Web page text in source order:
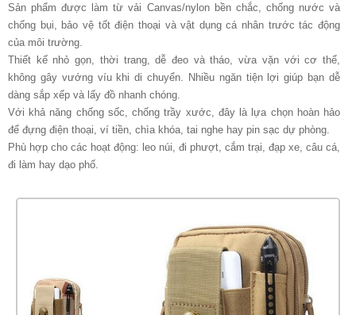
Sản phẩm được làm từ vải Canvas/nylon bền chắc, chống nước và
chống bụi, bảo vệ tốt điện thoại và vật dụng cá nhân trước tác động
của môi trường.
Thiết kế nhỏ gọn, thời trang, dễ đeo và tháo, vừa vặn với cơ thể,
không gây vướng víu khi di chuyển. Nhiều ngăn tiện lợi giúp bạn dễ
dàng sắp xếp và lấy đồ nhanh chóng.
Với khả năng chống sốc, chống trầy xước, đây là lựa chọn hoàn hảo
để đựng điện thoại, ví tiền, chìa khóa, tai nghe hay pin sạc dự phòng.
Phù hợp cho các hoạt động: leo núi, đi phượt, cắm trại, đạp xe, câu cá,
đi làm hay dạo phố.